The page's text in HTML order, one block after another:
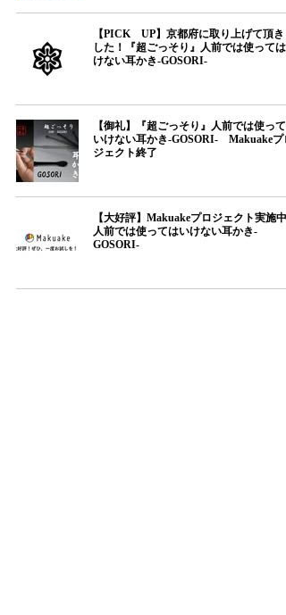
【PICK UP】京都府に取り上げて頂き
した！『超ごっそり』人前では使っては
けない耳かき-GOSORI-
【御礼】『超ごっそり』人前では使って
いけない耳かき-GOSORI- Makuakeプ
ジェクト終了
【大好評】Makuakeプロジェクト実施中
人前では使ってはいけない耳かき-
GOSORI-